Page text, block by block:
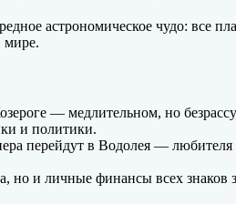
астрономическое чудо: все
мире.
— медлительном, но
и политики.
перейдут в Водолея — любителя
но и личные финансы всех